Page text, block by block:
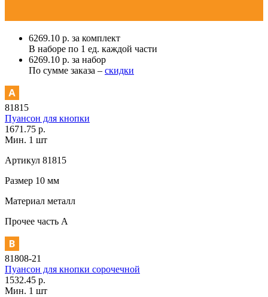
6269.10 р. за комплект
В наборе по 1 ед. каждой части
6269.10 р. за набор
По сумме заказа – скидки
81815
Пуансон для кнопки
1671.75 р.
Мин. 1 шт
Артикул 81815
Размер 10 мм
Материал металл
Прочее часть A
81808-21
Пуансон для кнопки сорочечной
1532.45 р.
Мин. 1 шт